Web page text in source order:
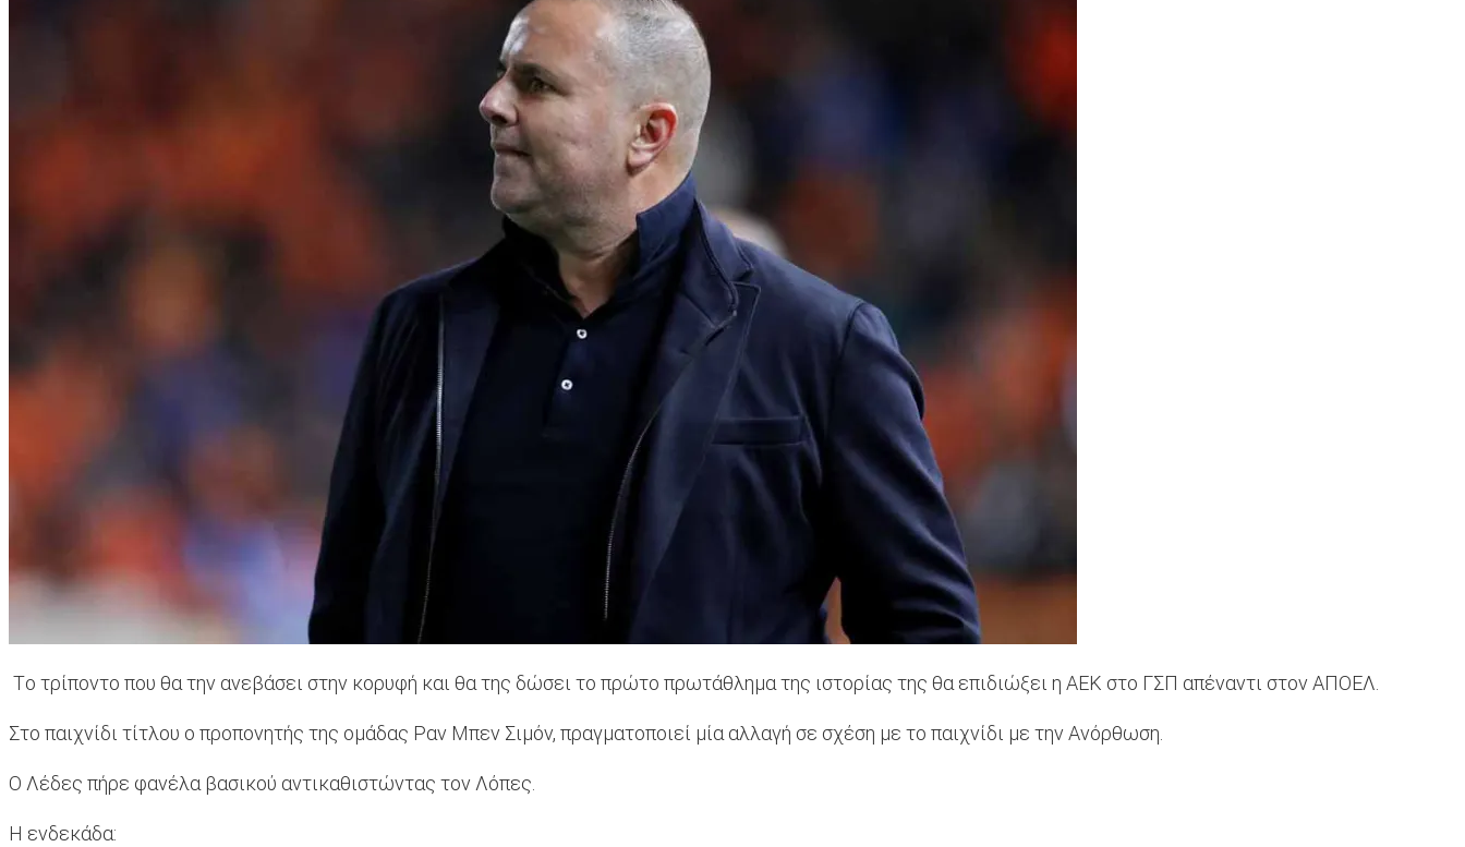
Tο τρίποντο που θα την ανεβάσει στην κορυφή και θα της δώσει το πρώτο πρωτάθλημα της ιστορίας της θα επιδιώξει η ΑΕΚ στο ΓΣΠ απέναντι στον ΑΠΟΕΛ.
Στο παιχνίδι τίτλου ο προπονητής της ομάδας Ραν Μπεν Σιμόν, πραγματοποιεί μία αλλαγή σε σχέση με το παιχνίδι με την Ανόρθωση.
Ο Λέδες πήρε φανέλα βασικού αντικαθιστώντας τον Λόπες.
Η ενδεκάδα: